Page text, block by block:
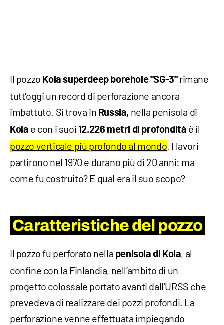
Il pozzo Kola superdeep borehole "SG-3"rimane
tutt'oggi un record di perforazione ancora
imbattuto. Si trova in Russia, nella penisola di
Kola e con i suoi 12.226 metri di profondità è il
pozzo verticale più profondo al mondo. I lavori
partirono nel 1970 e durano più di 20 anni: ma
come fu costruito? E qual era il suo scopo?
Caratteristiche del pozzo
Il pozzo fu perforato nella penisola di Kola, al
confine con la Finlandia, nell’ambito di un
progetto colossale portato avanti dall’URSS che
prevedeva di realizzare dei pozzi profondi. La
perforazione venne effettuata impiegando